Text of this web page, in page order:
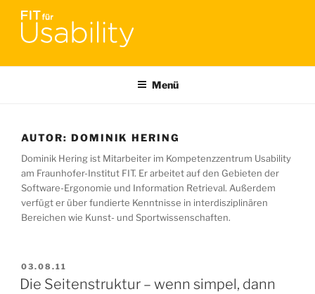
Zum
Inhalt
springen
FIT FÜR USABILITY
Menü
AUTOR: DOMINIK HERING
Dominik Hering ist Mitarbeiter im Kompetenzzentrum Usability
am Fraunhofer-Institut FIT. Er arbeitet auf den Gebieten der
Software-Ergonomie und Information Retrieval. Außerdem
verfügt er über fundierte Kenntnisse in interdisziplinären
Bereichen wie Kunst- und Sportwissenschaften.
VERÖFFENTLICHT
AM
03.08.11
Die Seitenstruktur – wenn simpel, dann